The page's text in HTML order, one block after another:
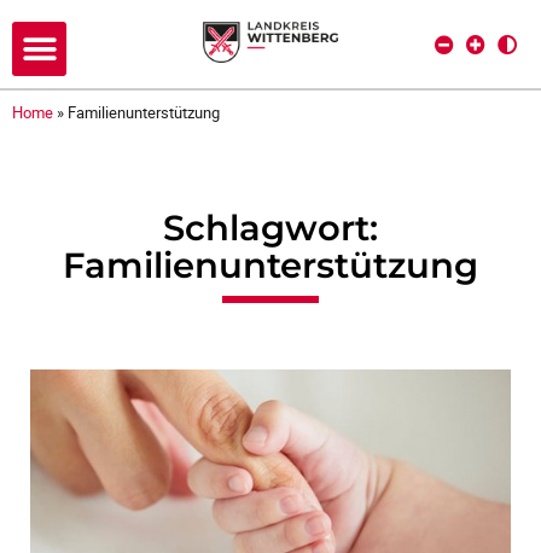
Home » Familienunterstützung
Schlagwort:
Familienunterstützung